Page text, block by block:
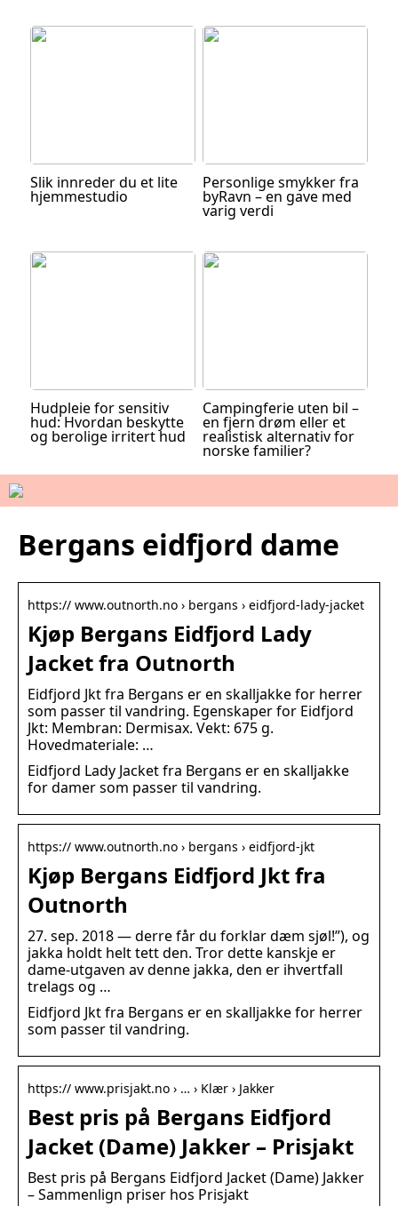
Slik innreder du et lite
hjemmestudio
Personlige smykker fra
byRavn – en gave med
varig verdi
Hudpleie for sensitiv
hud: Hvordan beskytte
og berolige irritert hud
Campingferie uten bil –
en fjern drøm eller et
realistisk alternativ for
norske familier?
Bergans eidfjord dame
https:// www.outnorth.no › bergans › eidfjord-lady-jacket
Kjøp Bergans Eidfjord Lady
Jacket fra Outnorth
Eidfjord Jkt fra Bergans er en skalljakke for herrer
som passer til vandring. Egenskaper for Eidfjord
Jkt: Membran: Dermisax. Vekt: 675 g.
Hovedmateriale: …
Eidfjord Lady Jacket fra Bergans er en skalljakke
for damer som passer til vandring.
https:// www.outnorth.no › bergans › eidfjord-jkt
Kjøp Bergans Eidfjord Jkt fra
Outnorth
27. sep. 2018 — derre får du forklar dæm sjøl!”), og
jakka holdt helt tett den. Tror dette kanskje er
dame-utgaven av denne jakka, den er ihvertfall
trelags og …
Eidfjord Jkt fra Bergans er en skalljakke for herrer
som passer til vandring.
https:// www.prisjakt.no › … › Klær › Jakker
Best pris på Bergans Eidfjord
Jacket (Dame) Jakker – Prisjakt
Best pris på Bergans Eidfjord Jacket (Dame) Jakker
– Sammenlign priser hos Prisjakt